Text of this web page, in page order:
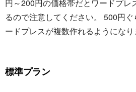
円～200円の価格帯だとワードプレ
るので注意してください。 500円
ードプレスが複数作れるようになり
標準プラン